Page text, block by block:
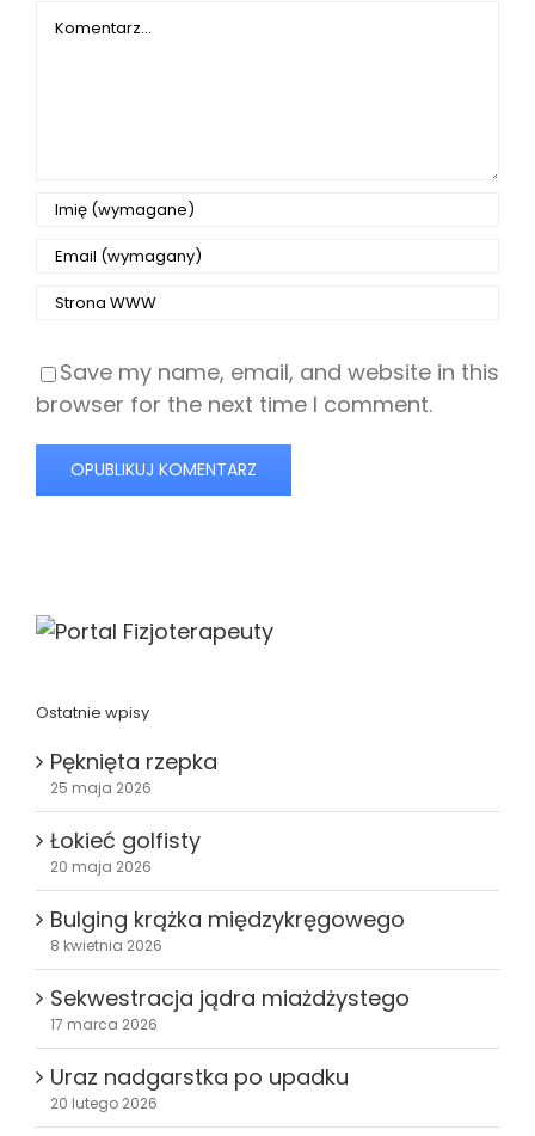
Comment
Save my name, email, and website in this
browser for the next time I comment.
Ostatnie wpisy
Pęknięta rzepka
25 maja 2026
Łokieć golfisty
20 maja 2026
Bulging krążka międzykręgowego
8 kwietnia 2026
Sekwestracja jądra miażdżystego
17 marca 2026
Uraz nadgarstka po upadku
20 lutego 2026